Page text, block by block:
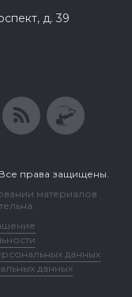
д. 39
права защищены.
материалов
данных
данных